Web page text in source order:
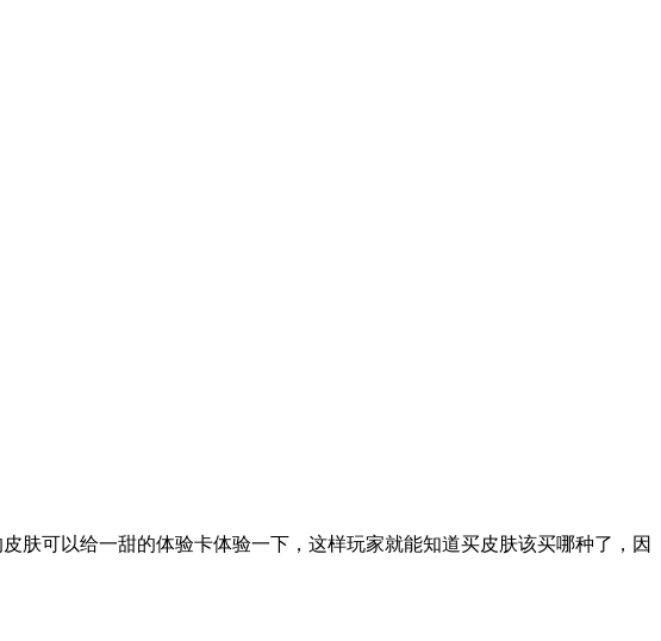
肤可以给一甜的体验卡体验一下，这样玩家就能知道买皮肤该买哪种了，因